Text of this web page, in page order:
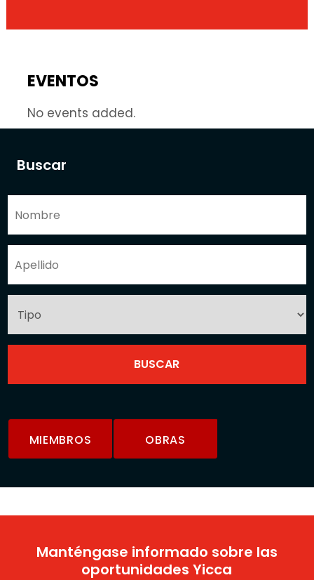
Buscar
MIEMBROS OBRAS
EVENTOS
No events added.
Manténgase informado sobre las
oportunidades Yicca